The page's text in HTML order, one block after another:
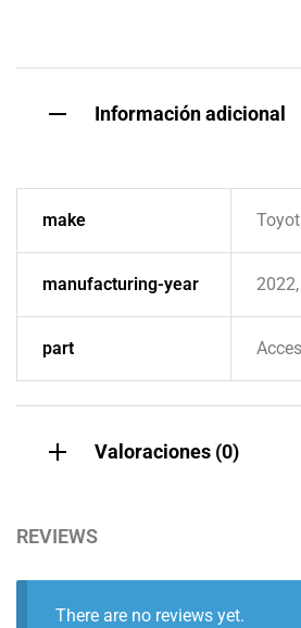
Información adicional
make
manufacturing-year
part
Valoraciones (0)
REVIEWS
There are no reviews yet.